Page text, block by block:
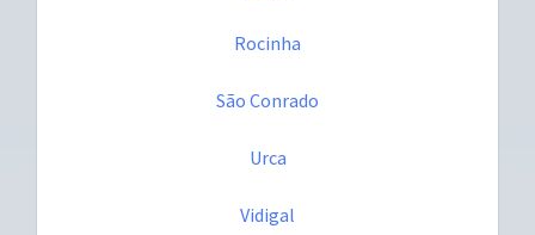
Rocinha
São Conrado
Urca
Vidigal